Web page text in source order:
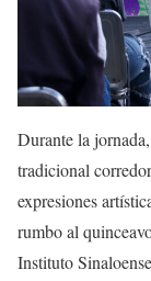
Durante la
tradicional
expresiones
rumbo al
Instituto